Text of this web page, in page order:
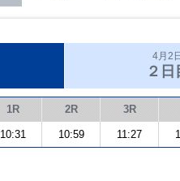
4月2
２日
1R 2R 3R
10:31 10:59 11:27